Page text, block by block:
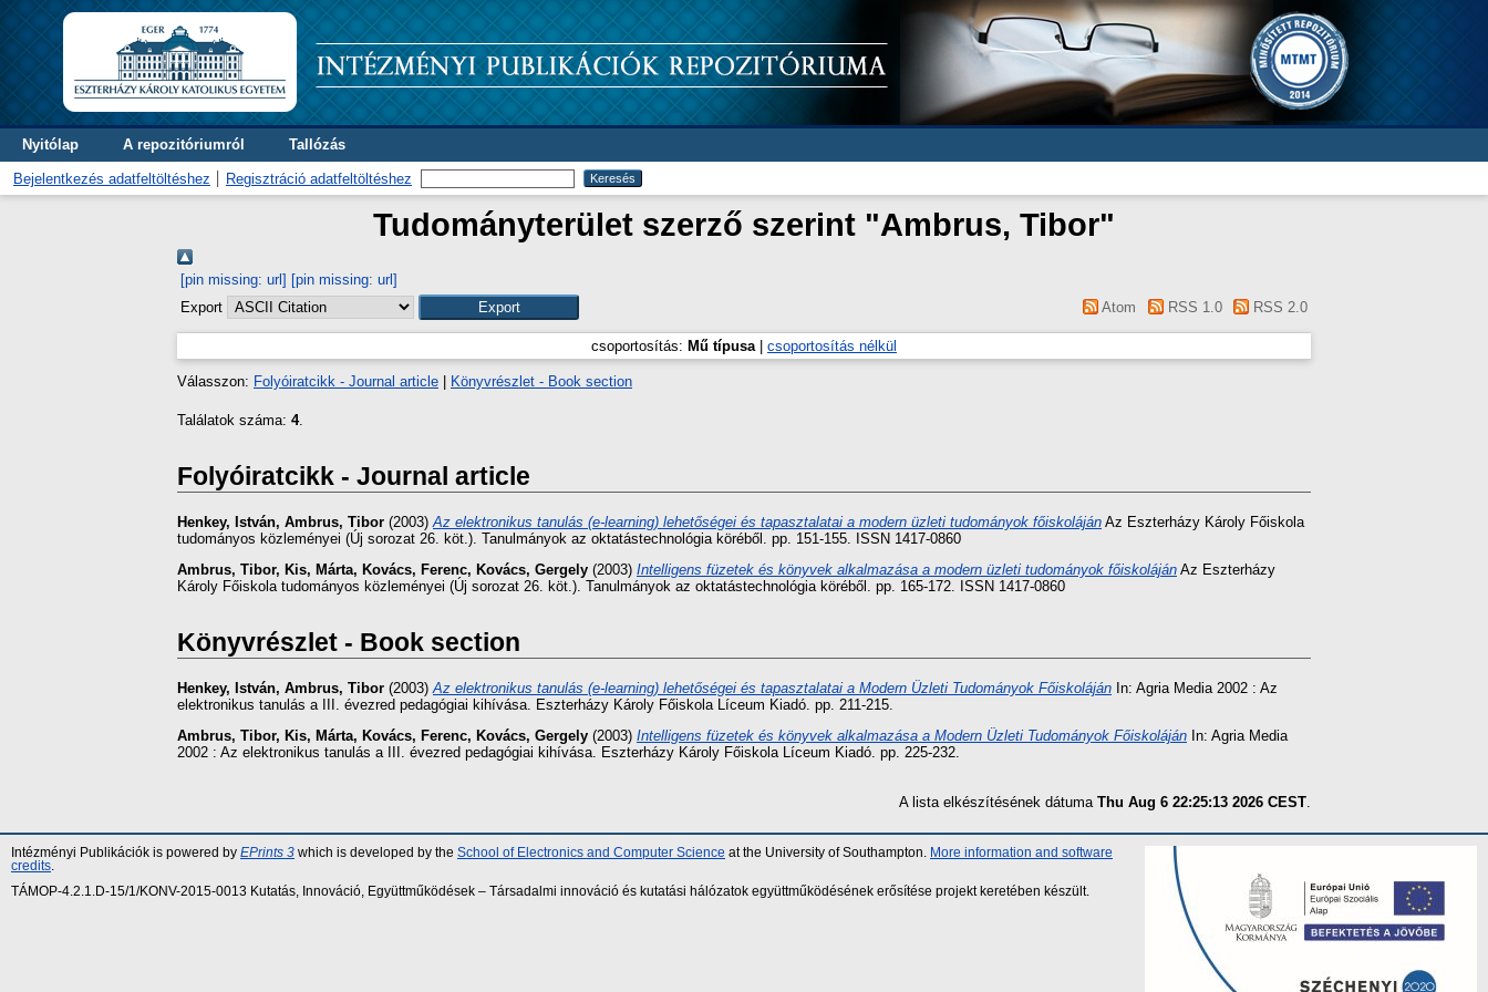
Nyitólap A repozitóriumról Tallózás
Bejelentkezés adatfeltöltéshez Regisztráció adatfeltöltéshez
Tudományterület szerző szerint "Ambrus, Tibor"
[pin missing: url] [pin missing: url]
Export
Atom RSS 1.0 RSS 2.0
csoportosítás: Mű típusa| csoportosítás nélkül
Válasszon: Folyóiratcikk - Journal article Könyvrészlet - Book section
Találatok száma: 4.
Folyóiratcikk - Journal article
Henkey, István, Ambrus, Tibor (2003)Az elektronikus tanulás (e-learning) lehetőségei és tapasztalatai a modern üzleti tudományok főiskoláján Az Eszterházy Károly Főiskola
tudományos közleményei (Új sorozat 26. köt.). Tanulmányok az oktatástechnológia köréből. pp. 151-155. ISSN 1417-0860
Ambrus, Tibor, Kis, Márta, Kovács, Ferenc, Kovács, Gergely (2003) Intelligens füzetek és könyvek alkalmazása a modern üzleti tudományok főiskoláján Az Eszterházy
Károly Főiskola tudományos közleményei (Új sorozat 26. köt.). Tanulmányok az oktatástechnológia köréből. pp. 165-172. ISSN 1417-0860
Könyvrészlet - Book section
Henkey, István, Ambrus, Tibor (2003)Az elektronikus tanulás (e-learning) lehetőségei és tapasztalatai a Modern Üzleti Tudományok Főiskoláján In: Agria Media 2002 : Az
elektronikus tanulás a III. évezred pedagógiai kihívása. Eszterházy Károly Főiskola Líceum Kiadó. pp. 211-215.
Ambrus, Tibor, Kis, Márta, Kovács, Ferenc, Kovács, Gergely (2003) Intelligens füzetek és könyvek alkalmazása a Modern Üzleti Tudományok Főiskoláján In: Agria Media
2002 : Az elektronikus tanulás a III. évezred pedagógiai kihívása. Eszterházy Károly Főiskola Líceum Kiadó. pp. 225-232.
A lista elkészítésének dátuma Thu Aug 6 22:25:13 2026 CEST
Intézményi Publikációk is powered by EPrints 3 which is developed by the School of Electronics and Computer Science at the University of Southampton.
More information and software
credits
TÁMOP-4.2.1.D-15/1/KONV-2015-0013 Kutatás, Innováció, Együttműködések – Társadalmi innováció és kutatási hálózatok együttműködésének erősítése projekt keretében készült.